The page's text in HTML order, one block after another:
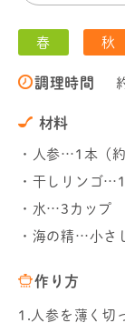
春 秋
調理時間
材料
・人参…1本（
・干しリンゴ
・水…3カップ
・海の精…小さ
作り方
1.人参を薄く切